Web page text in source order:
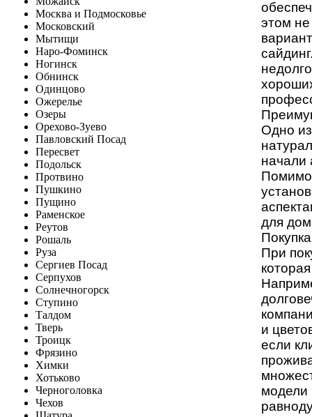
Москва и Подмосковье
Московский
Мытищи
Наро-Фоминск
Ногинск
Обнинск
Одинцово
Ожерелье
Озеры
Орехово-Зуево
Павловский Посад
Пересвет
Подольск
Протвино
Пушкино
Пущино
Раменское
Реутов
Рошаль
Руза
Сергиев Посад
Серпухов
Солнечногорск
Ступино
Талдом
Тверь
Троицк
Фрязино
Химки
Хотьково
Черноголовка
Чехов
этом
Одно
начали
Помимо
для
При
и
если
модели